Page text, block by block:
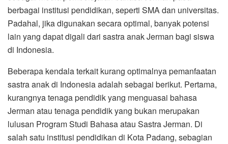
berbagai institusi pendidikan, seperti SMA dan universitas.
Padahal, jika digunakan secara optimal, banyak potensi
lain yang dapat digali dari sastra anak Jerman bagi siswa
di Indonesia.
Beberapa kendala terkait kurang optimalnya pemanfaatan
sastra anak di Indonesia adalah sebagai berikut. Pertama,
kurangnya tenaga pendidik yang menguasai bahasa
Jerman atau tenaga pendidik yang bukan merupakan
lulusan Program Studi Bahasa atau Sastra Jerman. Di
salah satu institusi pendidikan di Kota Padang, sebagian